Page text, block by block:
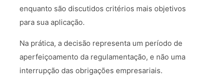
enquanto são discutidos critérios mais objetivos
para sua aplicação.
Na prática, a decisão representa um período de
aperfeiçoamento da regulamentação, e não uma
interrupção das obrigações empresariais.